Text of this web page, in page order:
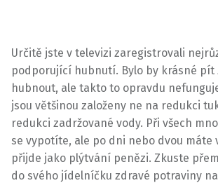
Určitě jste v televizi zaregistrovali
podporující hubnutí. Bylo by krásné pít
hubnout, ale takto to opravdu
jsou většinou založeny ne na redukci
redukci zadržované vody. Při všech
se vypotíte, ale po dni nebo dvou máte
přijde jako plýtvání penězi. Zkuste
do svého jídelníčku zdravé potraviny